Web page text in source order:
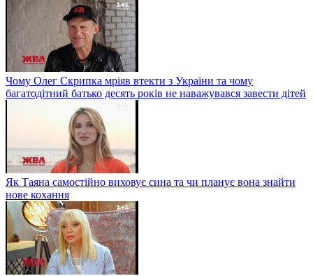
Чому Олег Скрипка мріяв втекти з України та чому
багатодітний батько десять років не наважувався завести дітей
Як Таяна самостійно виховує сина та чи планує вона знайти
нове кохання